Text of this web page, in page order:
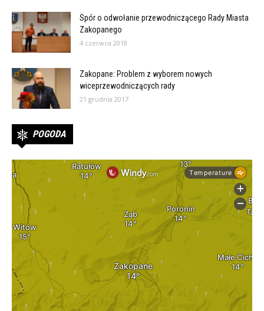
Spór o odwołanie przewodniczącego Rady Miasta
Zakopanego
4 czerwca 2018
Zakopane: Problem z wyborem nowych
wiceprzewodniczących rady
21 grudnia 2017
POGODA